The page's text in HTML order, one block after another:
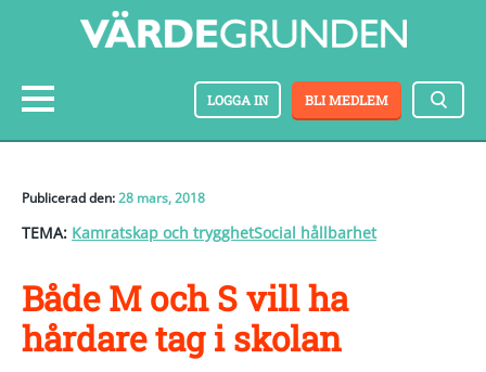
BLI MEDLEM
LOGGA IN
Publicerad den:28 mars, 2018
TEMA: Kamratskap och trygghetSocial hållbarhet
Både M och S vill ha
hårdare tag i skolan